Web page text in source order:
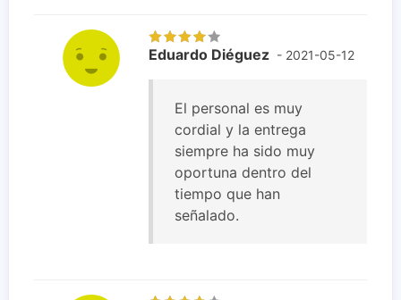
Eduardo Diéguez - 2021-05-12
El personal es muy
cordial y la entrega
siempre ha sido muy
oportuna dentro del
tiempo que han
señalado.